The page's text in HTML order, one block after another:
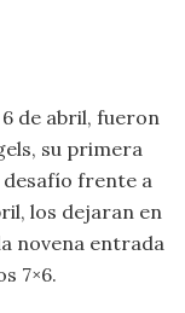
de abril, fueron
su primera
frente a
los dejaran en
novena entrada
7×6.